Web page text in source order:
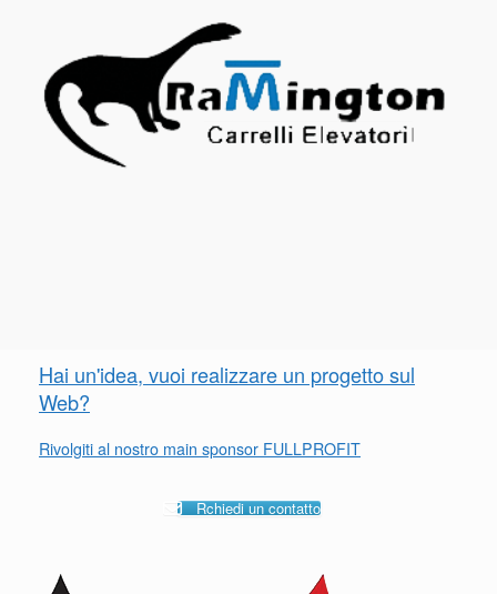
Hai un'idea, vuoi realizzare un progetto sul
Web?
Rivolgiti al nostro main sponsor FULLPROFIT
Rchiedi un contatto